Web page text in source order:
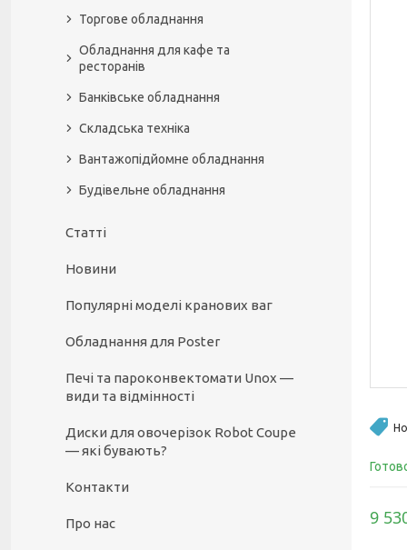
9
Торгове обладнання
Обладнання для кафе та
ресторанів
Банківське обладнання
Складська техніка
Вантажопідйомне обладнання
Будівельне обладнання
Статті
Новини
Популярні моделі кранових ваг
Обладнання для Poster
Печі та пароконвектомати Unox —
види та відмінності
Диски для овочерізок Robot Coupe
— які бувають?
Контакти
Про нас